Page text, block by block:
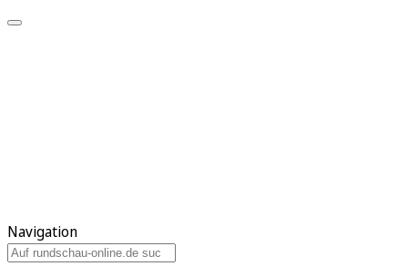
Navigation